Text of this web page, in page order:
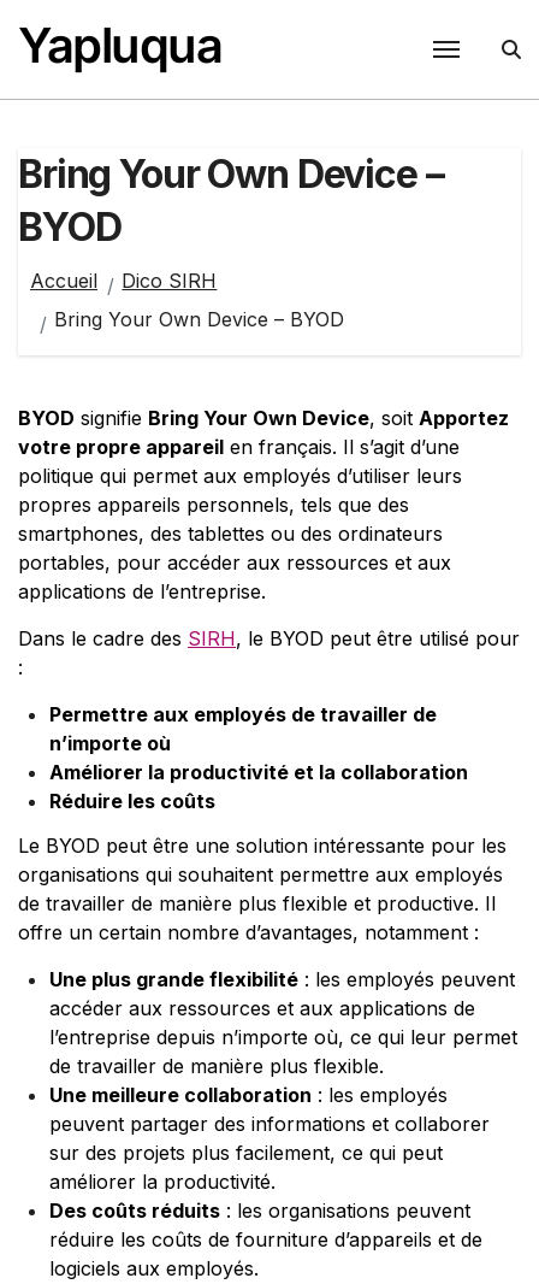
au
contenu
Yapluqua
Bring Your Own Device –
BYOD
Accueil
Dico SIRH
Bring Your Own Device – BYOD
BYOD signifie Bring Your Own Device, soit Apportez
votre propre appareil en français. Il s’agit d’une
politique qui permet aux employés d’utiliser leurs
propres appareils personnels, tels que des
smartphones, des tablettes ou des ordinateurs
portables, pour accéder aux ressources et aux
applications de l’entreprise.
Dans le cadre des SIRH, le BYOD peut être utilisé pour
:
Permettre aux employés de travailler de
n’importe où
Améliorer la productivité et la collaboration
Réduire les coûts
Le BYOD peut être une solution intéressante pour les
organisations qui souhaitent permettre aux employés
de travailler de manière plus flexible et productive. Il
offre un certain nombre d’avantages, notamment :
Une plus grande flexibilité: les employés peuvent
accéder aux ressources et aux applications de
l’entreprise depuis n’importe où, ce qui leur permet
de travailler de manière plus flexible.
Une meilleure collaboration : les employés
peuvent partager des informations et collaborer
sur des projets plus facilement, ce qui peut
améliorer la productivité.
Des coûts réduits: les organisations peuvent
réduire les coûts de fourniture d’appareils et de
logiciels aux employés.